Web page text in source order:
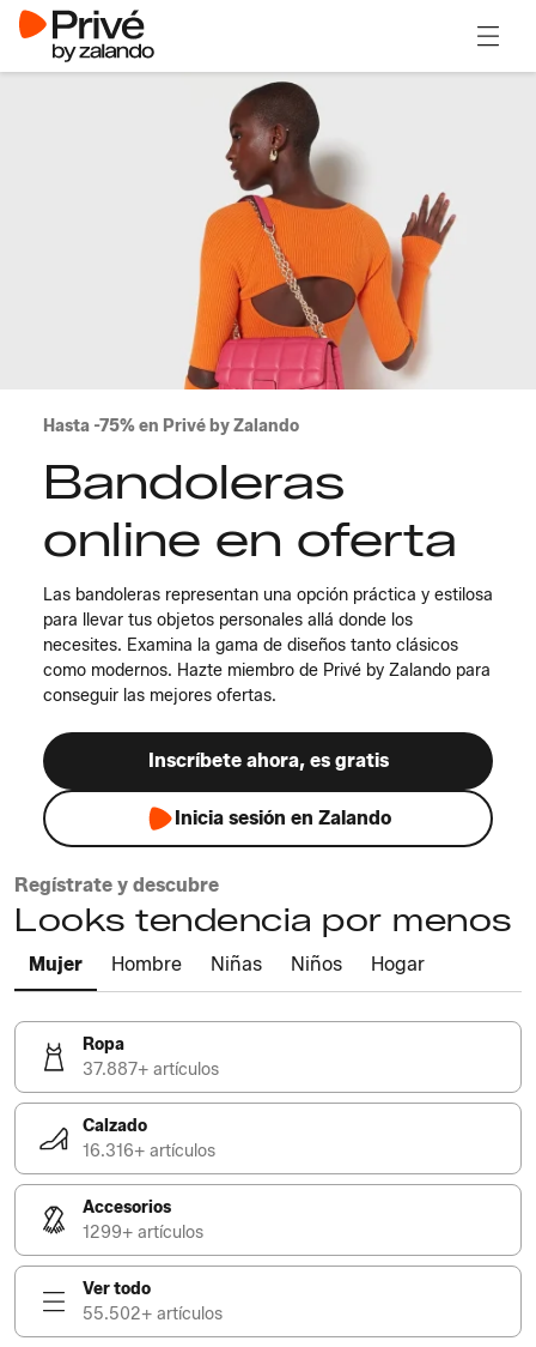
Hasta -75% en Privé by Zalando
Bandoleras
online en oferta
Las bandoleras representan una opción práctica y estilosa
para llevar tus objetos personales allá donde los
necesites. Examina la gama de diseños tanto clásicos
como modernos. Hazte miembro de Privé by Zalando para
conseguir las mejores ofertas.
Inscríbete ahora, es gratis
Inicia sesión en Zalando
Regístrate y descubre
Looks tendencia por menos
Mujer Hombre Niñas Niños Hogar
Ropa
37.887+ artículos
Calzado
16.316+ artículos
Accesorios
1299+ artículos
Ver todo
55.502+ artículos